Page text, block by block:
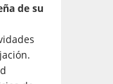
de su